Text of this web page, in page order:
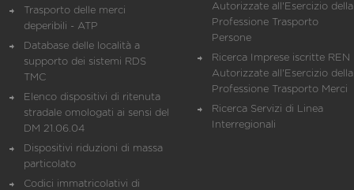
Trasporto delle merci
deperibili - ATP
Database delle località a
supporto dei sistemi RDS
TMC
Elenco dispositivi di ritenuta
stradale omologati ai sensi del
DM 21.06.04
Dispositivi riduzioni di massa
particolato
Codici immatricolativi di
Autorizzate all'Esercizio della
Professione Trasporto
Persone
Ricerca Imprese iscritte REN
Autorizzate all'Esercizio della
Professione Trasporto Merci
Ricerca Servizi di Linea
Interregionali